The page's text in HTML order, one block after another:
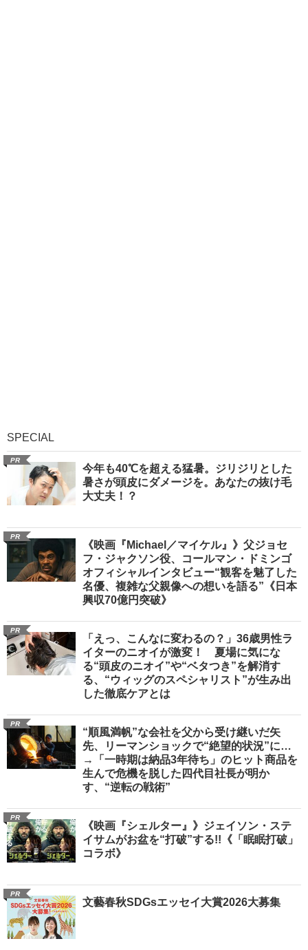
SPECIAL
PR
今年も40℃を超える猛暑。ジリジリとした
暑さが頭皮にダメージを。あなたの抜け毛
大丈夫！？
PR
《映画『Michael／マイケル』》父ジョセ
フ・ジャクソン役、コールマン・ドミンゴ
オフィシャルインタビュー“観客を魅了した
名優、複雑な父親像への想いを語る”《日本
興収70億円突破》
PR
「えっ、こんなに変わるの？」36歳男性ラ
イターのニオイが激変！ 夏場に気にな
る“頭皮のニオイ”や“ベタつき”を解消す
る、“ウィッグのスペシャリスト”が生み出
した徹底ケアとは
PR
“順風満帆”な会社を父から受け継いだ矢
先、リーマンショックで“絶望的状況”に…
→「一時期は納品3年待ち」のヒット商品を
生んで危機を脱した四代目社長が明か
す、“逆転の戦術”
PR
《映画『シェルター』》ジェイソン・ステ
イサムがお盆を“打破”する!!《「眠眠打破」
コラボ》
PR
文藝春秋SDGsエッセイ大賞2026大募集